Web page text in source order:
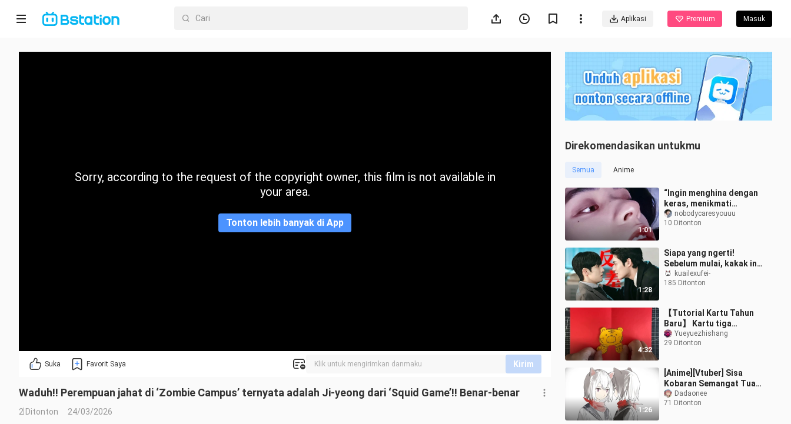
Aplikasi Premium Masuk
Halaman
KategoriSorry, according to the request of the copyright owner, this film is not available in
your area.
Tonton lebih banyak di App
Suka Favorit Saya Kirim
Waduh!! Perempuan jahat di ‘Zombie Campus’ ternyata adalah Ji-yeong dari ‘Squid Game’!! Benar-benar
2 Ditonton
24/03/2026
Direkomendasikan untukmu
Semua Anime
1:01
“Ingin menghina dengan
keras, menikmati
kecantikan yang
berlinang air mata”
nobodycaresyouuu
10 Ditonton
1:28
Siapa yang ngerti!
Sebelum mulai, kakak ini
sok jalan-jalan dua li;
setelah mulai, langsung
kuailexufei-
185 Ditonton
4:32
【Tutorial Kartu Tahun
Baru】 Kartu tiga
dimensi seperti harimau
dengan sayap dan
Yueyuezhishang
29 Ditonton
1:26
[Anime][Vtuber] Sisa
Kobaran Semangat Tuan
QuinDadaonee
71 Ditonton